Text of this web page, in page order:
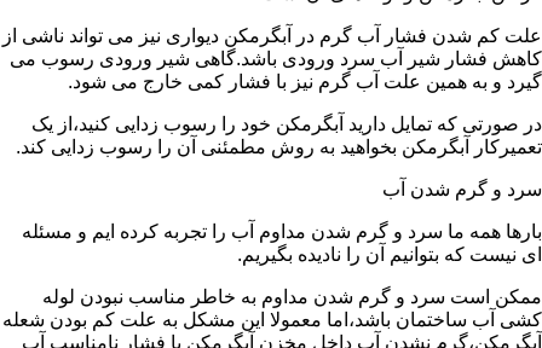
علت کم شدن فشار آب گرم در آبگرمکن دیواری نیز می تواند ناشی از
کاهش فشار شیر آب سرد ورودی باشد.گاهی شیر ورودی رسوب می
گیرد و به همین علت آب گرم نیز با فشار کمی خارج می شود.
در صورتی که تمایل دارید آبگرمکن خود را رسوب زدایی کنید،از یک
تعمیرکار آبگرمکن بخواهید به روش مطمئنی آن را رسوب زدایی کند.
سرد و گرم شدن آب
بارها همه ما سرد و گرم شدن مداوم آب را تجربه کرده ایم و مسئله
ای نیست که بتوانیم آن را نادیده بگیریم.
ممکن است سرد و گرم شدن مداوم به خاطر مناسب نبودن لوله
کشی آب ساختمان باشد،اما معمولا این مشکل به علت کم بودن شعله
آبگرمکن،گرم نشدن آب داخل مخزن آبگرمکن یا فشار نامناسب آب